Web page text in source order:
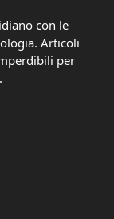
con le
Articoli
per